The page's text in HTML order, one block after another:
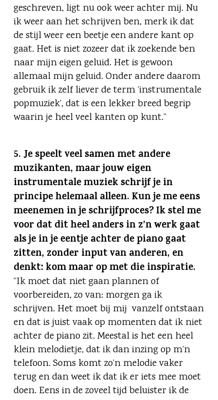
geschreven, ligt nu ook weer achter mij. Nu
ik weer aan het schrijven ben, merk ik dat
de stijl weer een beetje een andere kant op
gaat. Het is niet zozeer dat ik zoekende ben
naar mijn eigen geluid. Het is gewoon
allemaal mijn geluid. Onder andere daarom
gebruik ik zelf liever de term ‘instrumentale
popmuziek’, dat is een lekker breed begrip
waarin je heel veel kanten op kunt.”
5. Je speelt veel samen met andere
muzikanten, maar jouw eigen
instrumentale muziek schrijf je in
principe helemaal alleen. Kun je me eens
meenemen in je schrijfproces? Ik stel me
voor dat dit heel anders in z’n werk gaat
als je in je eentje achter de piano gaat
zitten, zonder input van anderen, en
denkt: kom maar op met die inspiratie.
“Ik moet dat niet gaan plannen of
voorbereiden, zo van: morgen ga ik
schrijven. Het moet bij mij vanzelf ontstaan
en dat is juist vaak op momenten dat ik niet
achter de piano zit. Meestal is het een heel
klein melodietje, dat ik dan inzing op m’n
telefoon. Soms komt zo’n melodie vaker
terug en dan weet ik dat ik er iets mee moet
doen. Eens in de zoveel tijd beluister ik de